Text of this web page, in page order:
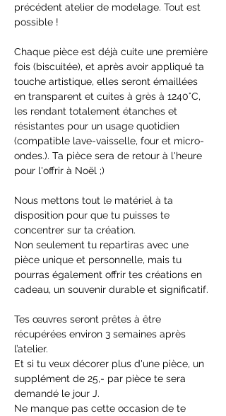
précédent atelier de modelage. Tout est
possible !
Chaque pièce est déjà cuite une première
fois (biscuitée), et après avoir appliqué ta
touche artistique, elles seront émaillées
en transparent et cuites à grès à 1240°C,
les rendant totalement étanches et
résistantes pour un usage quotidien
(compatible lave-vaisselle, four et micro-
ondes.). Ta pièce sera de retour à l'heure
pour l'offrir à Noël ;)
Nous mettons tout le matériel à ta
disposition pour que tu puisses te
concentrer sur ta création.
Non seulement tu repartiras avec une
pièce unique et personnelle, mais tu
pourras également offrir tes créations en
cadeau, un souvenir durable et significatif.
Tes œuvres seront prêtes à être
récupérées environ 3 semaines après
l’atelier.
Et si tu veux décorer plus d'une pièce, un
supplément de 25,- par pièce te sera
demandé le jour J.
Ne manque pas cette occasion de te